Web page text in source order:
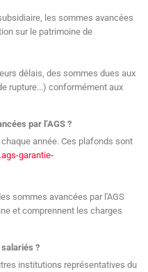
les sommes avancées
sur le patrimoine de
délais, des sommes dues aux
rupture...) conformément aux
par l’AGS ?
année. Ces plafonds sont
garantie-
sommes avancées par l'AGS
et comprennent les charges
?
institutions représentatives du